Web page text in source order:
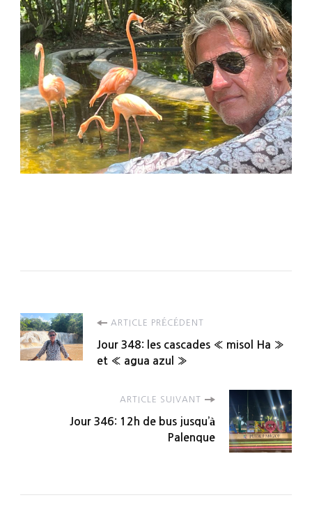
Navigation
d'article
ARTICLE PRÉCÉDENT
Jour 348: les cascades « misol Ha »
et « agua azul »
ARTICLE SUIVANT
Jour 346: 12h de bus jusqu’à
Palenque